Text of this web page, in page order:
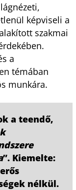
képviseli a
szakmai
a
témában
munkára.
a teendő,
”. Kiemelte:
nélkül.